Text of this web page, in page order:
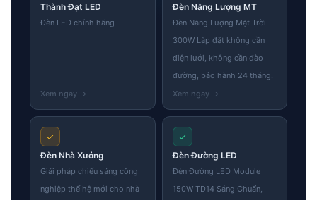
Thành Đạt LED
Đèn LED chính hãng
Đèn Năng Lượng MT
Đèn Năng Lượng Mặt Trời
300W Lắp đặt không cần
điện lưới, không cần đào
đường, bảo hành 24 tháng.
✓
Đèn Nhà Xưởng
Giải pháp chiếu sáng công
nghiệp thế hệ mới cho nhà
✓
Đèn Đường LED
Đèn Đường LED Module
150W TD14 Sáng Chuẩn,